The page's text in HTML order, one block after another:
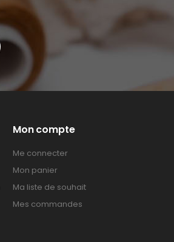
Mon compte
Me connecter
Mon panier
Ma liste de souhait
Mes commandes